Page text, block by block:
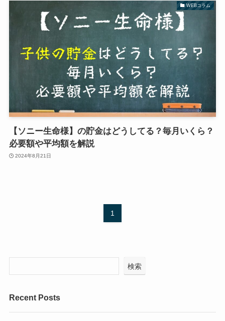
WEBコラム
【ソニー生命様】の貯金はどうしてる？毎月いくら？
必要額や平均額を解説
2024年8月21日
1
検索
Recent Posts